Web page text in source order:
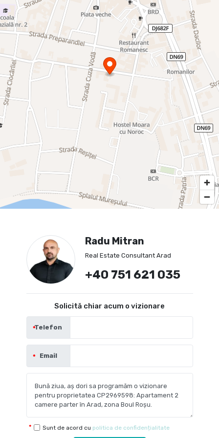
Radu Mitran
Real Estate Consultant Arad
+40 751 621 035
Solicită chiar acum o vizionare
Telefon
Email
Sunt de acord cu politica de confidențialitate